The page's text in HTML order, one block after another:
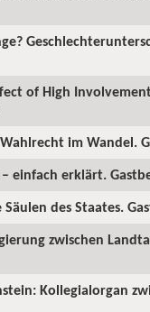
of High
im Wandel.
einfach erklärt.
des Staates.
zwischen
Kollegialorgan